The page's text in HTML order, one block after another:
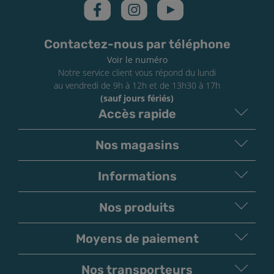
Contactez-nous par téléphone
Voir le numéro
Notre service client vous répond du lundi
au vendredi de 9h à 12h et de 13h30 à 17h
(sauf jours fériés)
Accès rapide
Nos magasins
Informations
Nos produits
Moyens de paiement
Nos transporteurs